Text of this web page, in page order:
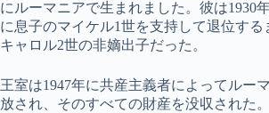
にルーマニアで生まれました。彼は1930
に息子のマイケル1世を支持して退位する
キャロル2世の非嫡出子だった。
王室は1947年に共産主義者によってルー
放され、そのすべての財産を没収された。